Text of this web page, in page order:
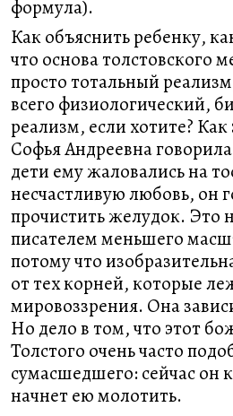
формула).
Как объяснить ребенку,
что основа толстовского
просто тотальный
всего физиологический,
реализм, если хотите? Как
Софья Андреевна
дети ему жаловались на
несчастливую любовь, он
прочистить желудок. Это
писателем меньшего
потому что
от тех корней, которые
мировоззрения. Она
Но дело в том, что этот
Толстого очень часто
сумасшедшего: сейчас он
начнет ею молотить.